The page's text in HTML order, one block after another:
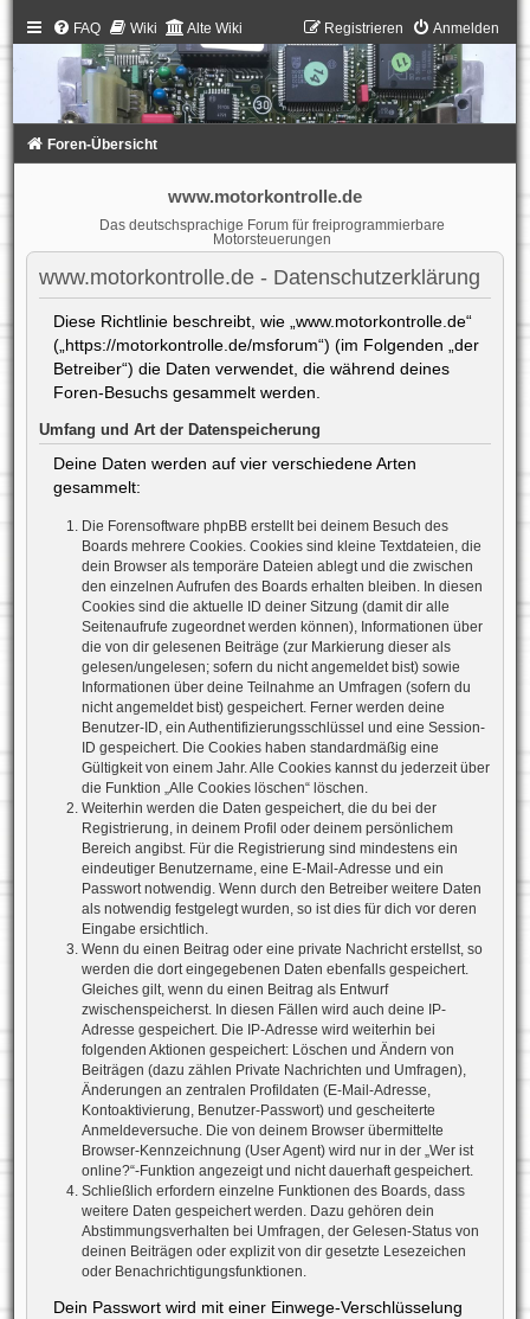
FAQ Wiki Alte Wiki Anmelden
Registrieren
Foren-Übersicht
www.motorkontrolle.de
Das deutschsprachige Forum für freiprogrammierbare
Motorsteuerungen
www.motorkontrolle.de - Datenschutzerklärung
Diese Richtlinie beschreibt, wie „www.motorkontrolle.de“
(„https://motorkontrolle.de/msforum“) (im Folgenden „der
Betreiber“) die Daten verwendet, die während deines
Foren-Besuchs gesammelt werden.
Umfang und Art der Datenspeicherung
Deine Daten werden auf vier verschiedene Arten
gesammelt:
Die Forensoftware phpBB erstellt bei deinem Besuch des
Boards mehrere Cookies. Cookies sind kleine Textdateien, die
dein Browser als temporäre Dateien ablegt und die zwischen
den einzelnen Aufrufen des Boards erhalten bleiben. In diesen
Cookies sind die aktuelle ID deiner Sitzung (damit dir alle
Seitenaufrufe zugeordnet werden können), Informationen über
die von dir gelesenen Beiträge (zur Markierung dieser als
gelesen/ungelesen; sofern du nicht angemeldet bist) sowie
Informationen über deine Teilnahme an Umfragen (sofern du
nicht angemeldet bist) gespeichert. Ferner werden deine
Benutzer-ID, ein Authentifizierungsschlüssel und eine Session-
ID gespeichert. Die Cookies haben standardmäßig eine
Gültigkeit von einem Jahr. Alle Cookies kannst du jederzeit über
die Funktion „Alle Cookies löschen“ löschen.
Weiterhin werden die Daten gespeichert, die du bei der
Registrierung, in deinem Profil oder deinem persönlichem
Bereich angibst. Für die Registrierung sind mindestens ein
eindeutiger Benutzername, eine E-Mail-Adresse und ein
Passwort notwendig. Wenn durch den Betreiber weitere Daten
als notwendig festgelegt wurden, so ist dies für dich vor deren
Eingabe ersichtlich.
Wenn du einen Beitrag oder eine private Nachricht erstellst, so
werden die dort eingegebenen Daten ebenfalls gespeichert.
Gleiches gilt, wenn du einen Beitrag als Entwurf
zwischenspeicherst. In diesen Fällen wird auch deine IP-
Adresse gespeichert. Die IP-Adresse wird weiterhin bei
folgenden Aktionen gespeichert: Löschen und Ändern von
Beiträgen (dazu zählen Private Nachrichten und Umfragen),
Änderungen an zentralen Profildaten (E-Mail-Adresse,
Kontoaktivierung, Benutzer-Passwort) und gescheiterte
Anmeldeversuche. Die von deinem Browser übermittelte
Browser-Kennzeichnung (User Agent) wird nur in der „Wer ist
online?“-Funktion angezeigt und nicht dauerhaft gespeichert.
Schließlich erfordern einzelne Funktionen des Boards, dass
weitere Daten gespeichert werden. Dazu gehören dein
Abstimmungsverhalten bei Umfragen, der Gelesen-Status von
deinen Beiträgen oder explizit von dir gesetzte Lesezeichen
oder Benachrichtigungsfunktionen.
Dein Passwort wird mit einer Einwege-Verschlüsselung